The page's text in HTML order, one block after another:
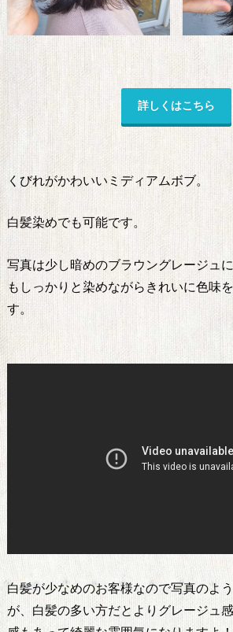
詳しくはこちら
くびれがかわいいミディアムボブ。
白髪染めでも可能です。
写真は少し暗めのブラウングレージュ
もしっかりと染めながらきれいに色味
す。
白髪が少なめのお客様なので写真のよ
が、白髪の多い方だとよりグレージュ